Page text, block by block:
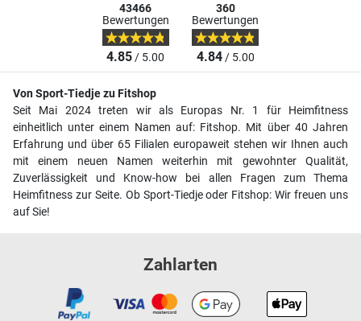
43466
Bewertungen
4.85/ 5.00
360
Bewertungen
4.84/ 5.00
Von Sport-Tiedje zu Fitshop
Seit Mai 2024 treten wir als Europas Nr. 1 für Heimfitness
einheitlich unter einem Namen auf: Fitshop. Mit über 40 Jahren
Erfahrung und über 65 Filialen europaweit stehen wir Ihnen auch
mit einem neuen Namen weiterhin mit gewohnter Qualität,
Zuverlässigkeit und Know-how bei allen Fragen zum Thema
Heimfitness zur Seite. Ob Sport-Tiedje oder Fitshop: Wir freuen uns
auf Sie!
Zahlarten